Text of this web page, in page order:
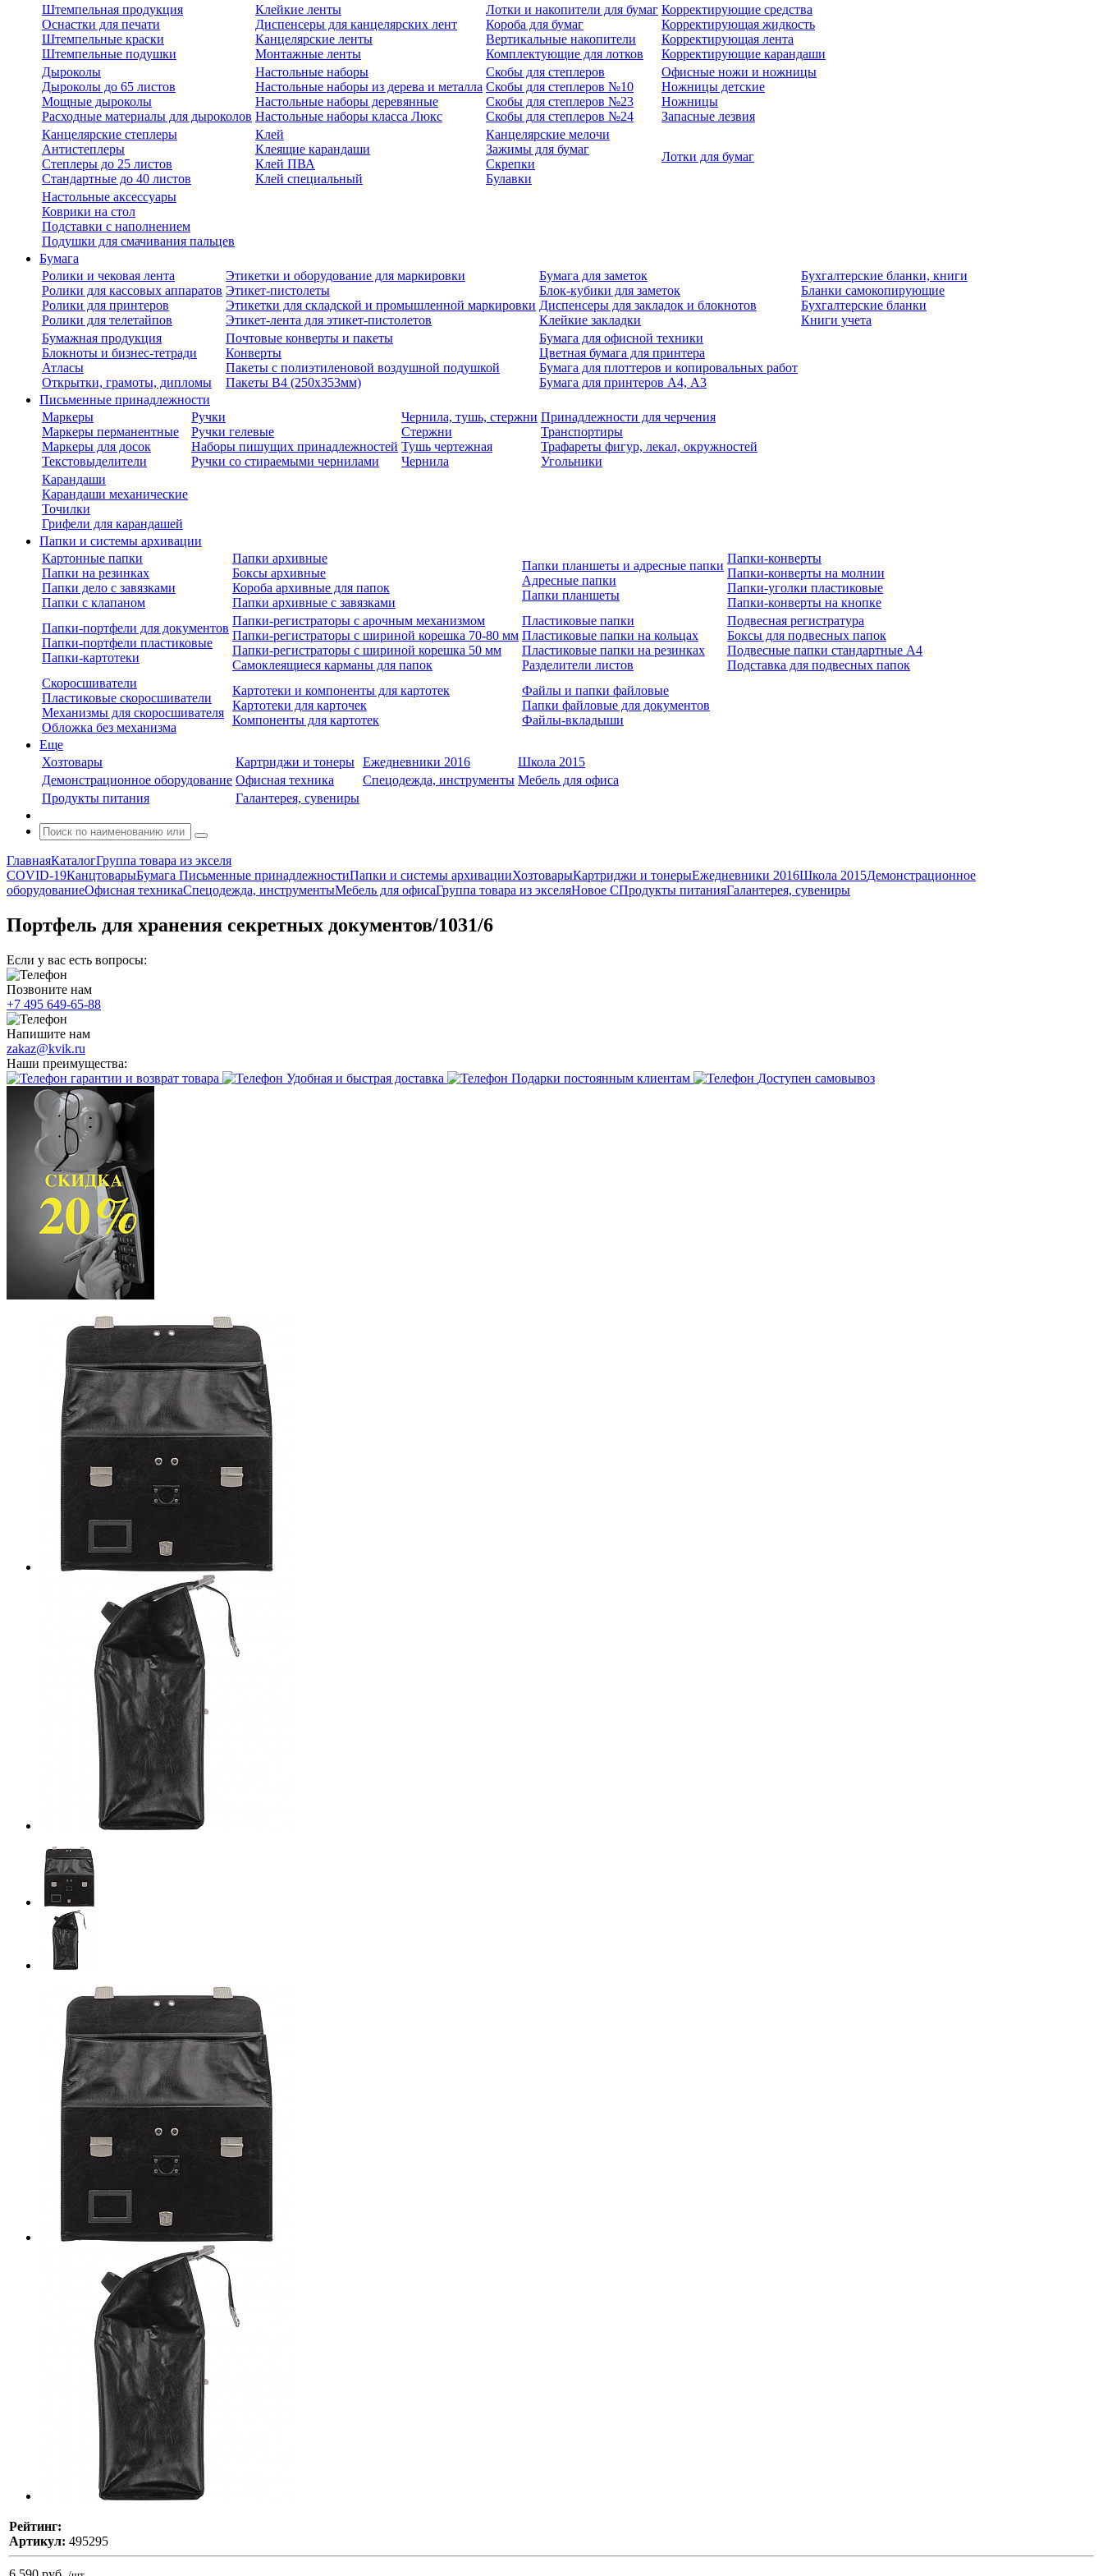
Штемпельная продукция
Оснастки для печати
Штемпельные краски
Штемпельные подушки
Клейкие ленты
Диспенсеры для канцелярских лент
Канцелярские ленты
Монтажные ленты
Лотки и накопители для бумаг
Короба для бумаг
Вертикальные накопители
Комплектующие для лотков
Корректирующие средства
Корректирующая жидкость
Корректирующая лента
Корректирующие карандаши
Дыроколы
Дыроколы до 65 листов
Мощные дыроколы
Расходные материалы для дыроколов
Настольные наборы
Настольные наборы из дерева и металла
Настольные наборы деревянные
Настольные наборы класса Люкс
Скобы для степлеров
Скобы для степлеров №10
Скобы для степлеров №23
Скобы для степлеров №24
Офисные ножи и ножницы
Ножницы детские
Ножницы
Запасные лезвия
Канцелярские степлеры
Антистеплеры
Степлеры до 25 листов
Стандартные до 40 листов
Клей
Клеящие карандаши
Клей ПВА
Клей специальный
Канцелярские мелочи
Зажимы для бумаг
Скрепки
Булавки
Лотки для бумаг
Настольные аксессуары
Коврики на стол
Подставки с наполнением
Подушки для смачивания пальцев
Бумага
Ролики и чековая лента
Ролики для кассовых аппаратов
Ролики для принтеров
Ролики для телетайпов
Этикетки и оборудование для маркировки
Этикет-пистолеты
Этикетки для складской и промышленной маркировки
Этикет-лента для этикет-пистолетов
Бумага для заметок
Блок-кубики для заметок
Диспенсеры для закладок и блокнотов
Клейкие закладки
Бухгалтерские бланки, книги
Бланки самокопирующие
Бухгалтерские бланки
Книги учета
Бумажная продукция
Блокноты и бизнес-тетради
Атласы
Открытки, грамоты, дипломы
Почтовые конверты и пакеты
Конверты
Пакеты с полиэтиленовой воздушной подушкой
Пакеты В4 (250х353мм)
Бумага для офисной техники
Цветная бумага для принтера
Бумага для плоттеров и копировальных работ
Бумага для принтеров А4, А3
Письменные принадлежности
Маркеры
Маркеры перманентные
Маркеры для досок
Текстовыделители
Ручки
Ручки гелевые
Наборы пишущих принадлежностей
Ручки со стираемыми чернилами
Чернила, тушь, стержни
Стержни
Тушь чертежная
Чернила
Принадлежности для черчения
Транспортиры
Трафареты фигур, лекал, окружностей
Угольники
Карандаши
Карандаши механические
Точилки
Грифели для карандашей
Папки и системы архивации
Картонные папки
Папки на резинках
Папки дело с завязками
Папки с клапаном
Папки архивные
Боксы архивные
Короба архивные для папок
Папки архивные с завязками
Папки планшеты и адресные папки
Адресные папки
Папки планшеты
Папки-конверты
Папки-конверты на молнии
Папки-уголки пластиковые
Папки-конверты на кнопке
Папки-портфели для документов
Папки-портфели пластиковые
Папки-картотеки
Папки-регистраторы с арочным механизмом
Папки-регистраторы с шириной корешка 70-80 мм
Папки-регистраторы с шириной корешка 50 мм
Самоклеящиеся карманы для папок
Пластиковые папки
Пластиковые папки на кольцах
Пластиковые папки на резинках
Разделители листов
Подвесная регистратура
Боксы для подвесных папок
Подвесные папки стандартные А4
Подставка для подвесных папок
Скоросшиватели
Пластиковые скоросшиватели
Механизмы для скоросшивателя
Обложка без механизма
Картотеки и компоненты для картотек
Картотеки для карточек
Компоненты для картотек
Файлы и папки файловые
Папки файловые для документов
Файлы-вкладыши
Еще
Хозтовары
Картриджи и тонеры Ежедневники 2016
Школа 2015
Демонстрационное оборудование Офисная техника Спецодежда, инструменты Мебель для офиса
Продукты питания
Галантерея, сувениры
ГлавнаяКаталогГруппа товара из экселя
COVID-19КанцтоварыБумага Письменные принадлежностиПапки и системы архивацииХозтоварыКартриджи и тонерыЕжедневники 2016Школа 2015Демонстрационное
оборудованиеОфисная техникаСпецодежда, инструментыМебель для офисаГруппа товара из экселяНовое СПродукты питанияГалантерея, сувениры
Портфель для хранения секретных документов/1031/6
Если у вас есть вопросы:
Позвоните нам
+7 495 649-65-88
Напишите нам
zakaz@kvik.ru
Наши преимущества:
гарантии и возврат товара
Удобная и быстрая доставка Подарки постоянным клиентам Доступен самовывоз
Рейтинг:
Артикул: 495295